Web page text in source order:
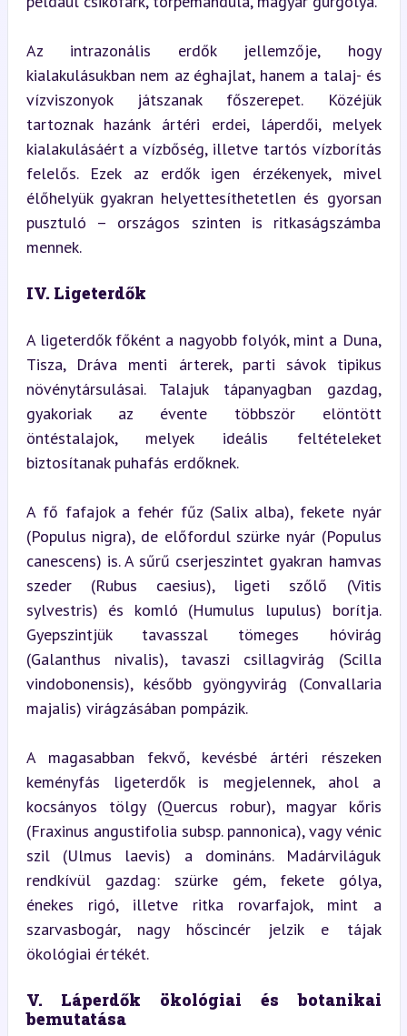
Az intrazonális erdők jellemzője, hogy
kialakulásukban nem az éghajlat, hanem a talaj- és
vízviszonyok játszanak főszerepet. Közéjük
tartoznak hazánk ártéri erdei, láperdői, melyek
kialakulásáért a vízbőség, illetve tartós vízborítás
felelős. Ezek az erdők igen érzékenyek, mivel
élőhelyük gyakran helyettesíthetetlen és gyorsan
pusztuló – országos szinten is ritkaságszámba
mennek.
IV. Ligeterdők
A ligeterdők főként a nagyobb folyók, mint a Duna,
Tisza, Dráva menti árterek, parti sávok tipikus
növénytársulásai. Talajuk tápanyagban gazdag,
gyakoriak az évente többször elöntött
öntéstalajok, melyek ideális feltételeket
biztosítanak puhafás erdőknek.
A fő fafajok a fehér fűz (Salix alba), fekete nyár
(Populus nigra), de előfordul szürke nyár (Populus
canescens) is. A sűrű cserjeszintet gyakran hamvas
szeder (Rubus caesius), ligeti szőlő (Vitis
sylvestris) és komló (Humulus lupulus) borítja.
Gyepszintjük tavasszal tömeges hóvirág
(Galanthus nivalis), tavaszi csillagvirág (Scilla
vindobonensis), később gyöngyvirág (Convallaria
majalis) virágzásában pompázik.
A magasabban fekvő, kevésbé ártéri részeken
keményfás ligeterdők is megjelennek, ahol a
kocsányos tölgy (Quercus robur), magyar kőris
(Fraxinus angustifolia subsp. pannonica), vagy vénic
szil (Ulmus laevis) a domináns. Madárviláguk
rendkívül gazdag: szürke gém, fekete gólya,
énekes rigó, illetve ritka rovarfajok, mint a
szarvasbogár, nagy hőscincér jelzik e tájak
ökológiai értékét.
V. Láperdők ökológiai és botanikai
bemutatása